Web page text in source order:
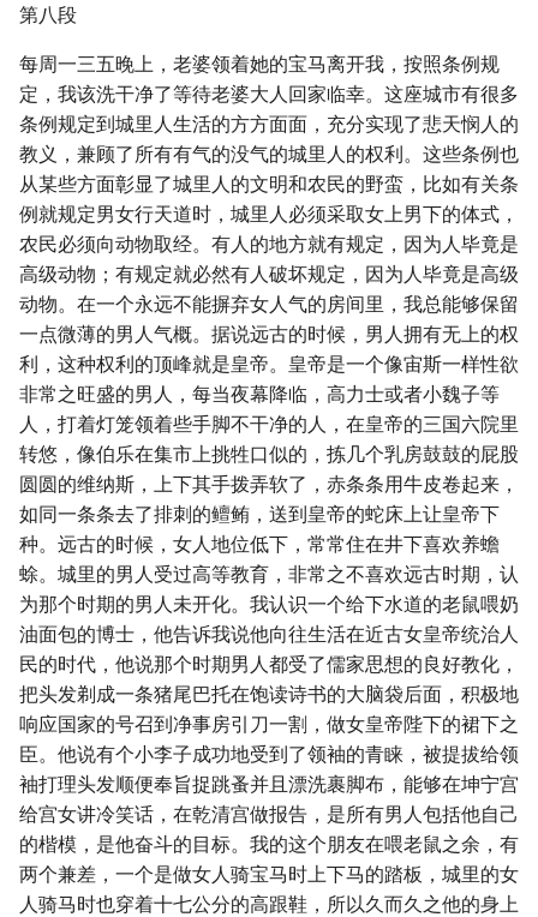
第八段
每周一三五晚上，老婆领着她的宝马离开我，按照条例规
定，我该洗干净了等待老婆大人回家临幸。这座城市有很多
条例规定到城里人生活的方方面面，充分实现了悲天悯人的
教义，兼顾了所有有气的没气的城里人的权利。这些条例也
从某些方面彰显了城里人的文明和农民的野蛮，比如有关条
例就规定男女行天道时，城里人必须采取女上男下的体式，
农民必须向动物取经。有人的地方就有规定，因为人毕竟是
高级动物；有规定就必然有人破坏规定，因为人毕竟是高级
动物。在一个永远不能摒弃女人气的房间里，我总能够保留
一点微薄的男人气概。据说远古的时候，男人拥有无上的权
利，这种权利的顶峰就是皇帝。皇帝是一个像宙斯一样性欲
非常之旺盛的男人，每当夜幕降临，高力士或者小魏子等
人，打着灯笼领着些手脚不干净的人，在皇帝的三国六院里
转悠，像伯乐在集市上挑牲口似的，拣几个乳房鼓鼓的屁股
圆圆的维纳斯，上下其手拨弄软了，赤条条用牛皮卷起来，
如同一条条去了排刺的鳣鲔，送到皇帝的蛇床上让皇帝下
种。远古的时候，女人地位低下，常常住在井下喜欢养蟾
蜍。城里的男人受过高等教育，非常之不喜欢远古时期，认
为那个时期的男人未开化。我认识一个给下水道的老鼠喂奶
油面包的博士，他告诉我说他向往生活在近古女皇帝统治人
民的时代，他说那个时期男人都受了儒家思想的良好教化，
把头发剃成一条猪尾巴托在饱读诗书的大脑袋后面，积极地
响应国家的号召到净事房引刀一割，做女皇帝陛下的裙下之
臣。他说有个小李子成功地受到了领袖的青睐，被提拔给领
袖打理头发顺便奉旨捉跳蚤并且漂洗裹脚布，能够在坤宁宫
给宫女讲冷笑话，在乾清宫做报告，是所有男人包括他自己
的楷模，是他奋斗的目标。我的这个朋友在喂老鼠之余，有
两个兼差，一个是做女人骑宝马时上下马的踏板，城里的女
人骑马时也穿着十七公分的高跟鞋，所以久而久之他的身上